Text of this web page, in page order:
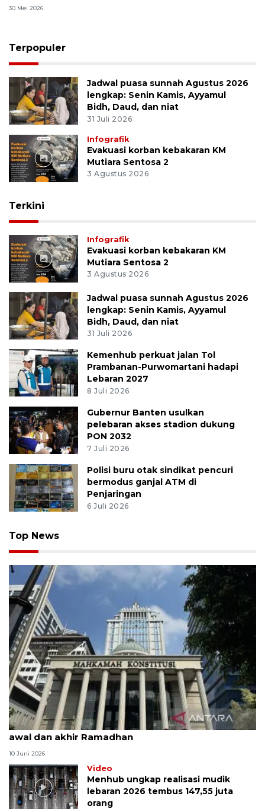
30 Mei 2026
Terpopuler
Jadwal puasa sunnah Agustus 2026
lengkap: Senin Kamis, Ayyamul
Bidh, Daud, dan niat
31 Juli 2026
Infografik
Evakuasi korban kebakaran KM
Mutiara Sentosa 2
3 Agustus 2026
Terkini
Infografik
Evakuasi korban kebakaran KM
Mutiara Sentosa 2
3 Agustus 2026
Jadwal puasa sunnah Agustus 2026
lengkap: Senin Kamis, Ayyamul
Bidh, Daud, dan niat
31 Juli 2026
Kemenhub perkuat jalan Tol
Prambanan-Purwomartani hadapi
Lebaran 2027
8 Juli 2026
Gubernur Banten usulkan
pelebaran akses stadion dukung
PON 2032
7 Juli 2026
Polisi buru otak sindikat pencuri
bermodus ganjal ATM di
Penjaringan
6 Juli 2026
Top News
MK uji materi UU Peradilan Agama perihal isbat
awal dan akhir Ramadhan
10 Juni 2026
Video
Menhub ungkap realisasi mudik
lebaran 2026 tembus 147,55 juta
orang